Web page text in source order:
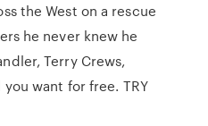
the West on a rescue
he never knew he
Terry Crews,
want for free. TRY